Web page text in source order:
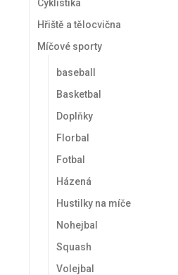
Cyklistika
Hřiště a tělocvična
Míčové sporty
baseball
Basketbal
Doplňky
Florbal
Fotbal
Házená
Hustilky na míče
Nohejbal
Squash
Volejbal